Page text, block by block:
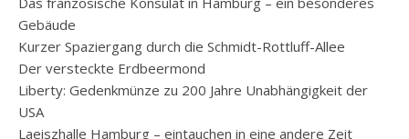
Gebäude
Kurzer Spaziergang durch die Schmidt-Rottluff-Allee
Der versteckte Erdbeermond
Liberty: Gedenkmünze zu 200 Jahre Unabhängigkeit der
USA
Laeiszhalle Hamburg – eintauchen in eine andere Zeit